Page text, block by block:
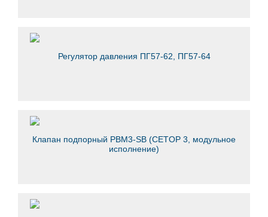
Регулятор давления ПГ57-62, ПГ57-64
Клапан подпорный PBM3-SB (CETOP 3, модульное
исполнение)